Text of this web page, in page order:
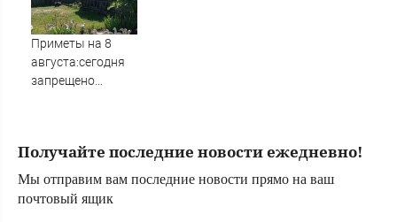
жару совсем
другой эффект
Приметы на 8
августа:сегодня
запрещено
Получайте последние новости ежедневно!
Мы отправим вам последние новости прямо на ваш
почтовый ящик